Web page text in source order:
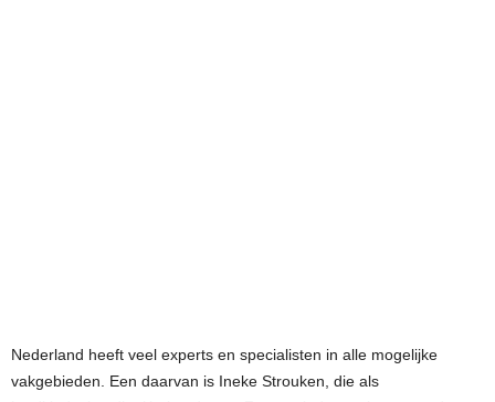
Nederland heeft veel experts en specialisten in alle mogelijke
vakgebieden. Een daarvan is Ineke Strouken, die als